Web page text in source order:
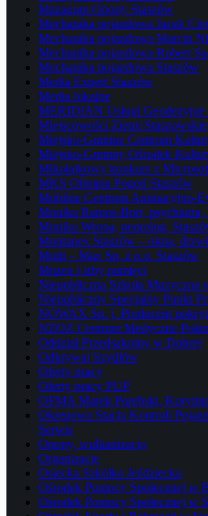
Mazagum Opony Staszów
Mechanika pojazdowa Jacek
Mechanika pojazdowa Marcin
Mechanika pojazdowa Robert
Mechanika pojazdowa Staszów
Media Expert Staszów
Media lokalne
MERIDIAN Usługi Geodezyjne
Miejscowości Ziemi
Miejsko-Gminne Centrum
Miejsko-Gminny Ośrodek
Mikołajkowy konkurs z
MKS Olimpia Pogoń Staszów
Mobilne Centrum Animacyjno-
Monika Ramos-Bort, psychiatra,
Monika Wrona, neurolog,
Montanex Staszów – okna,
Multi – Max Sp. z o.o. Staszów
Muzea i izby pamięci
Niepubliczna Szkoła Muzyczna
Niepubliczny Specjalny Punkt
NOWAX Sp. j. Producent
NZOZ Centrum Medyczne
Oddział Przedszkolny w Dobrej
Odkrywaj Szydłów
Oferty pracy
Oferty pracy PUP
OFMA Marek Porębski,
Okręgowa Stacja Kontroli
Serwis
Opony, wulkanizacja
Organizacje
Osiecka Szkółka Jeździecka
Ośrodek Pomocy Społecznej w
Ośrodek Pomocy Społecznej w